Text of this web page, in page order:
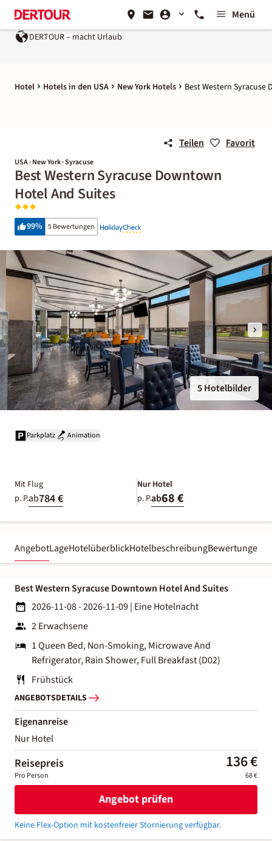
Menü
DERTOUR – macht Urlaub
Hotel Hotels in den USA New York Hotels Best Western
Teilen Favorit
USA · New York · Syracuse
Best Western Syracuse Downtown
Hotel And Suites
99% 5 Bewertungen
5 Hotelbilder
Parkplatz Animation
Mit Flug
p. P.ab784 €
Nur Hotel
p. P.ab68 €
AngebotLageHotelüberblickHotelbeschreibungBewertungen
Best Western Syracuse Downtown Hotel And Suites
2026-11-08 - 2026-11-09| Eine Hotelnacht
2 Erwachsene
1 Queen Bed, Non-Smoking, Microwave And
Refrigerator, Rain Shower, Full Breakfast (D02)
Frühstück
ANGEBOTSDETAILS
Eigenanreise
Nur Hotel
Reisepreis 136 €
Pro Person 68 €
Angebot prüfen
Keine Flex-Option mit kostenfreier Stornierung verfügbar.